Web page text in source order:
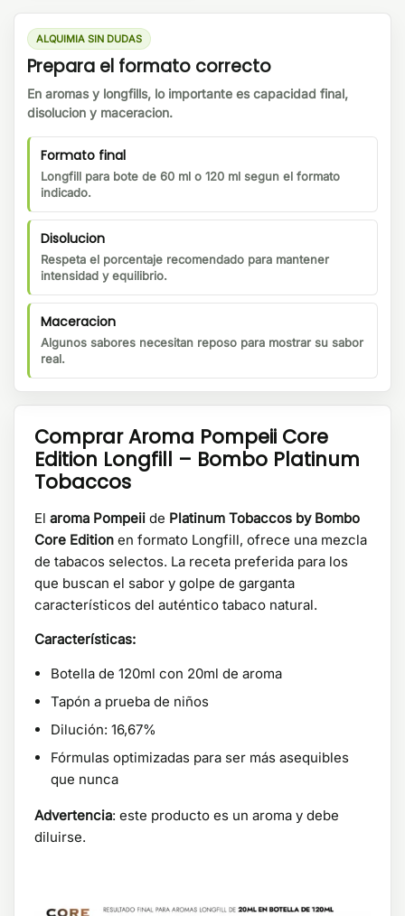
ALQUIMIA SIN DUDAS
Prepara el formato correcto
En aromas y longfills, lo importante es capacidad final,
disolucion y maceracion.
Formato final
Longfill para bote de 60 ml o 120 ml segun el formato
indicado.
Disolucion
Respeta el porcentaje recomendado para mantener
intensidad y equilibrio.
Maceracion
Algunos sabores necesitan reposo para mostrar su sabor
real.
Comprar Aroma Pompeii Core
Edition Longfill – Bombo Platinum
Tobaccos
El aroma Pompeii de Platinum Tobaccos by Bombo
Core Edition en formato Longfill, ofrece una mezcla
de tabacos selectos. La receta preferida para los
que buscan el sabor y golpe de garganta
característicos del auténtico tabaco natural.
Características:
Botella de 120ml con 20ml de aroma
Tapón a prueba de niños
Dilución: 16,67%
Fórmulas optimizadas para ser más asequibles
que nunca
Advertencia: este producto es un aroma y debe
diluirse.